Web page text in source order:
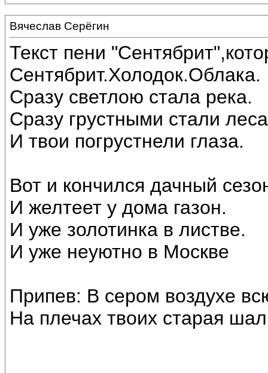
Вячеслав Серёгин
Текст пени
Сентябрит.Холодок.Облака.
Сразу светлою стала река.
Сразу грустными стали
И твои погрустнели глаза.
Вот и кончился дачный
И желтеет у дома газон.
И уже золотинка в листве.
И уже неуютно в Москве
Припев: В сером воздухе
На плечах твоих старая